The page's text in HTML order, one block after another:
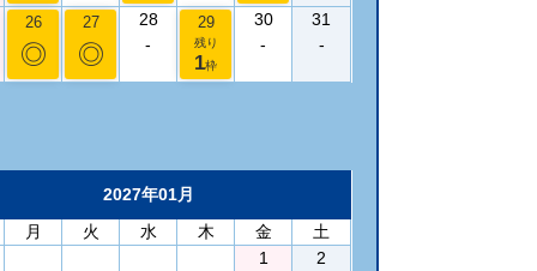
26
◎
27
◎
28
-
29
残り
1枠
30
-
31
-
2027年01月
月
火 水 木 金
土
1
2